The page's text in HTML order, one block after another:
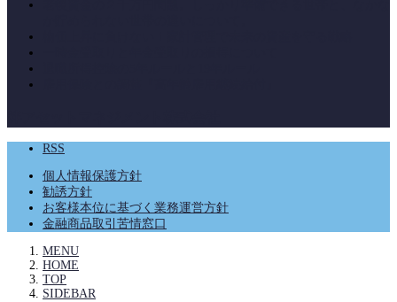
RSS
個人情報保護方針
勧誘方針
お客様本位に基づく業務運営方針
金融商品取引苦情窓口
MENU
HOME
TOP
SIDEBAR